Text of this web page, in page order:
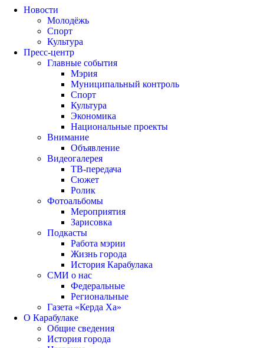
Новости
Молодёжь
Спорт
Культура
Пресс-центр
Главные события
Мэрия
Муниципальный контроль
Спорт
Культура
Экономика
Национальные проекты
Внимание
Объявление
Видеогалерея
ТВ-передача
Сюжет
Ролик
Фотоальбомы
Мероприятия
Зарисовка
Подкасты
Работа мэрии
Жизнь города
История Карабулака
СМИ о нас
Федеральные
Региональные
Газета «Керда Ха»
О Карабулаке
Общие сведения
История города